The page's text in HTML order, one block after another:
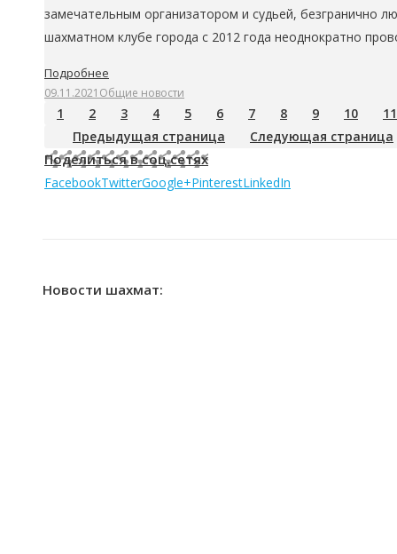
замечательным организатором и судьей, безгранично
шахматном клубе города с 2012 года неоднократно
Подробнее
09.11.2021 Общие новости
1 2 3 4 5 6 7 8 9 10
11
Предыдущая страница
Следующая страница
Поделиться в соц.сетях
FacebookTwitterGoogle+PinterestLinkedIn
Новости шахмат: